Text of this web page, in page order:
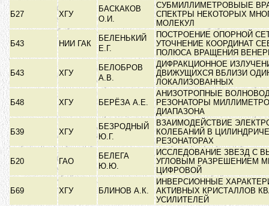
Б27 ХГУ
БАСКАКОВ
О.И.
СУБМИЛЛИМЕТРОВЫЫЕ
СПЕКТРЫ НЕКОТОРЫХ
МОЛЕКУЛ
Б43 НИИ ГАК
БЕЛЕНЬКИЙ
Е.Г.
ПОСТРОЕНИЕ ОПОРНОЙ
УТОЧНЕНИЕ КООРДИНАТ
ПОЛЮСА ВРАЩЕНИЯ
Б43 ХГУ
БЕЛОБРОВ
А.В.
ДИФРАКЦИОННОЕ
ДВИЖУЩИХСЯ ВБЛИЗИ
ЛОКАЛИЗОВАННЫХ
Б48 ХГУ БЕРЁЗА А.Е.
АНИЗОТРОПНЫЕ
РЕЗОНАТОРЫ
ДИАПАЗОНА
Б39 ХГУ
БЕЗРОДНЫЙ
Ю.Г.
ВЗАИМОДЕЙСТВИЕ
КОЛЕБАНИЙ В
РЕЗОНАТОРАХ
Б20 ГАО
БЕЛЕГА
Ю.Ю.
ИССЛЕДОВАНИЕ ЗВЕЗД С
УГЛОВЫМ РАЗРЕШЕНИЕМ
ЦИФРОВОЙ
Б69 ХГУ БЛИНОВ А.К.
ИНВЕРСИОННЫЕ
АКТИВНЫХ КРИСТАЛЛОВ
УСИЛИТЕЛЕЙ